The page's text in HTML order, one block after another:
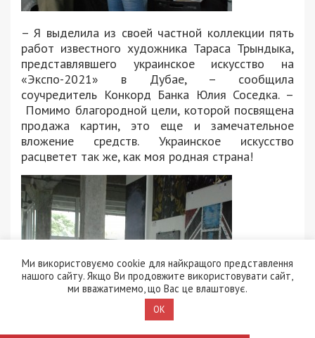
– Я выделила из своей частной коллекции пять
работ известного художника Тараса Трындыка,
представлявшего украинское искусство на
«Экспо-2021» в Дубае, – сообщила
соучредитель Конкорд Банка Юлия Соседка. –
Помимо благородной цели, которой посвящена
продажа картин, это еще и замечательное
вложение средств. Украинское искусство
расцветет так же, как моя родная страна!
Ми використовуємо cookie для найкращого представлення
нашого сайту. Якщо Ви продовжите використовувати сайт,
ми вважатимемо, що Вас це влаштовує.
OK